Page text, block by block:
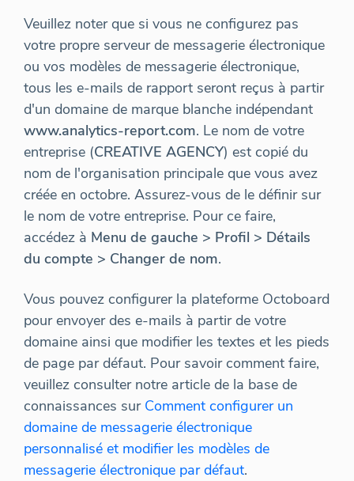
Veuillez noter que si vous ne configurez pas
votre propre serveur de messagerie électronique
ou vos modèles de messagerie électronique,
tous les e-mails de rapport seront reçus à partir
d'un domaine de marque blanche indépendant
www.analytics-report.com. Le nom de votre
entreprise (CREATIVE AGENCY) est copié du
nom de l'organisation principale que vous avez
créée en octobre. Assurez-vous de le définir sur
le nom de votre entreprise. Pour ce faire,
accédez à Menu de gauche > Profil > Détails
du compte > Changer de nom.
Vous pouvez configurer la plateforme Octoboard
pour envoyer des e-mails à partir de votre
domaine ainsi que modifier les textes et les pieds
de page par défaut. Pour savoir comment faire,
veuillez consulter notre article de la base de
connaissances sur Comment configurer un
domaine de messagerie électronique
personnalisé et modifier les modèles de
messagerie électronique par défaut.